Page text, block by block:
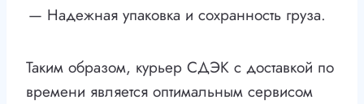
— Надежная упаковка и сохранность груза.
Таким образом, курьер СДЭК с доставкой по
времени является оптимальным сервисом